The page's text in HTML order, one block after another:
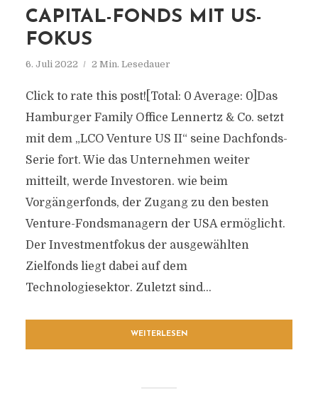
CAPITAL-FONDS MIT US-
FOKUS
6. Juli 2022 2 Min. Lesedauer
Click to rate this post![Total: 0 Average: 0]Das
Hamburger Family Office Lennertz & Co. setzt
mit dem „LCO Venture US II“ seine Dachfonds-
Serie fort. Wie das Unternehmen weiter
mitteilt, werde Investoren. wie beim
Vorgängerfonds, der Zugang zu den besten
Venture-Fondsmanagern der USA ermöglicht.
Der Investmentfokus der ausgewählten
Zielfonds liegt dabei auf dem
Technologiesektor. Zuletzt sind...
WEITERLESEN